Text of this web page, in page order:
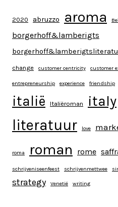
2020 abruzzo aroma
borgerhoff&lamberigts
change customer centricity customer
entrepreneurship experience friendship
italië Italiëroman italy
literatuur love
roma roman rome
schrijveniseenfeest schrijvenmettwee
strategy Venetië writing